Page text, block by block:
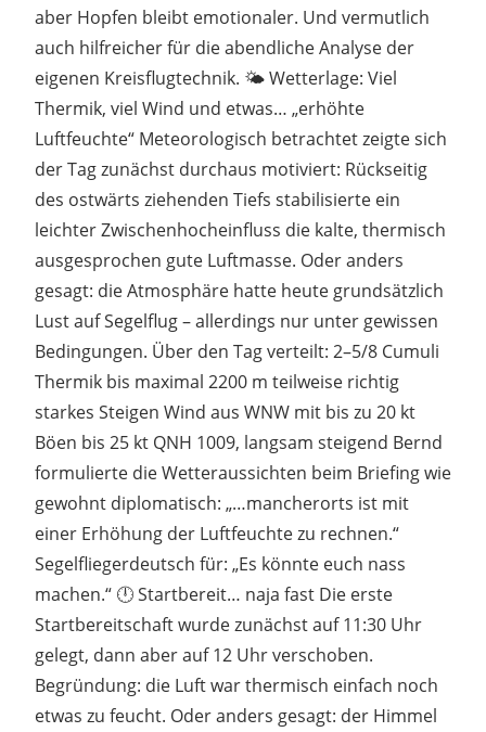
aber Hopfen bleibt emotionaler. Und vermutlich
auch hilfreicher für die abendliche Analyse der
eigenen Kreisflugtechnik. 🌤️ Wetterlage: Viel
Thermik, viel Wind und etwas… „erhöhte
Luftfeuchte“ Meteorologisch betrachtet zeigte sich
der Tag zunächst durchaus motiviert: Rückseitig
des ostwärts ziehenden Tiefs stabilisierte ein
leichter Zwischenhocheinfluss die kalte, thermisch
ausgesprochen gute Luftmasse. Oder anders
gesagt: die Atmosphäre hatte heute grundsätzlich
Lust auf Segelflug – allerdings nur unter gewissen
Bedingungen. Über den Tag verteilt: 2–5/8 Cumuli
Thermik bis maximal 2200 m teilweise richtig
starkes Steigen Wind aus WNW mit bis zu 20 kt
Böen bis 25 kt QNH 1009, langsam steigend Bernd
formulierte die Wetteraussichten beim Briefing wie
gewohnt diplomatisch: „…mancherorts ist mit
einer Erhöhung der Luftfeuchte zu rechnen.“
Segelfliegerdeutsch für: „Es könnte euch nass
machen.“ 🕛 Startbereit… naja fast Die erste
Startbereitschaft wurde zunächst auf 11:30 Uhr
gelegt, dann aber auf 12 Uhr verschoben.
Begründung: die Luft war thermisch einfach noch
etwas zu feucht. Oder anders gesagt: der Himmel